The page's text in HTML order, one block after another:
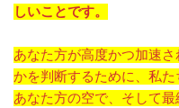
しいことです。
あなた方が高度かつ加速
かを判断するために、私た
あなた方の空で、そして